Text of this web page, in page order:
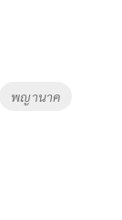
พญานาค